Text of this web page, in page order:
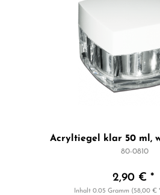
Acryltiegel klar 50 ml,
80-0810
2,90 € *
Inhalt0.05 Gramm (58,00 €